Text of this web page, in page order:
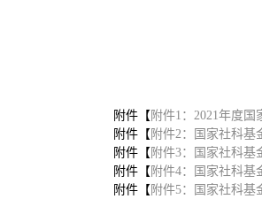
附件【 附件1：2021年度
附件【 附件2：国家社科基
附件【 附件3：国家社科基
附件【 附件4：国家社科基
附件【 附件5：国家社科基